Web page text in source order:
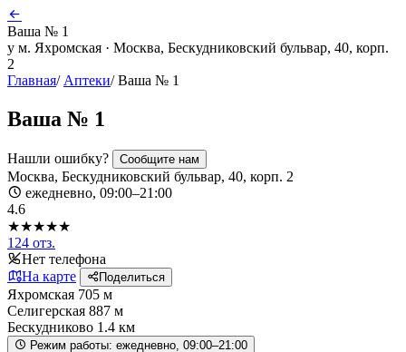
Ваша № 1
у м. Яхромская · Москва, Бескудниковский бульвар, 40, корп.
2
Главная/ Аптеки/ Ваша № 1
Ваша № 1
Нашли ошибку? Сообщите нам
Москва, Бескудниковский бульвар, 40, корп. 2
ежедневно, 09:00–21:00
4.6
★★★★★
124 отз.
Нет телефона
На карте
Поделиться
Яхромская 705 м
Селигерская 887 м
Бескудниково 1.4 км
Режим работы: ежедневно, 09:00–21:00